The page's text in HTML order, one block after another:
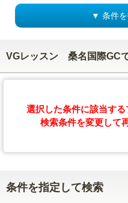
▼ 条件
VGレッスン 桑名国際GC
選択した条件に該当する
検索条件を変更して
条件を指定して検索